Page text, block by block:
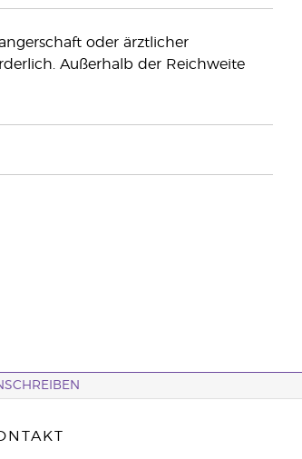
oder ärztlicher
Außerhalb der Reichweite